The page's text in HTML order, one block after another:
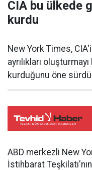
CIA bu ülkede
kurdu
New York Times,
ayrılıkları
kurduğunu öne
ABD merkezli New
İstihbarat